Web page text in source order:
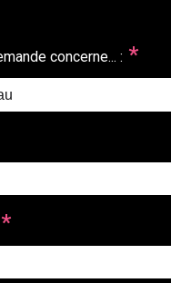
concerne... : *
*